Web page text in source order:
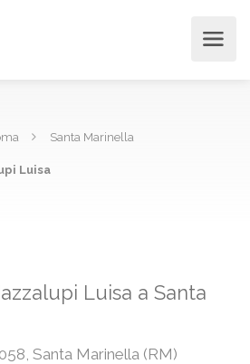
Santa Marinella
Luisa
Luisa a Santa
Santa Marinella (RM)